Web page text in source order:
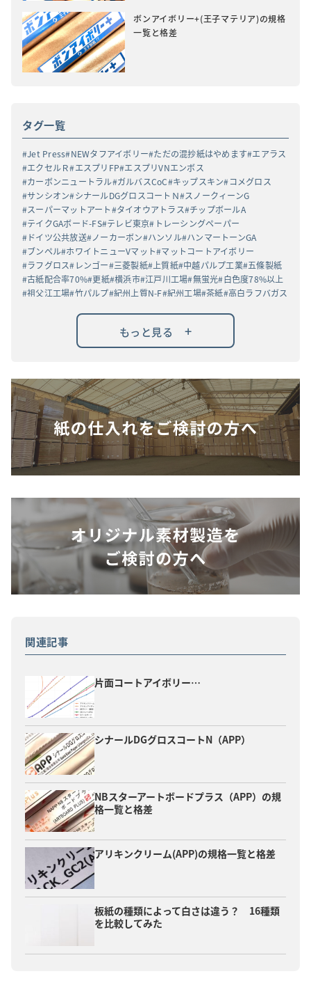
ボンアイボリー+(王子マテリア)の規格
一覧と格差
タグ一覧
Jet Press NEWタフアイボリー ただの混抄紙はやめます エアラス
エクセルＲ エスプリFP エスプリVNエンボス
カーボンニュートラル ガルバスCoC キップスキン コメグロス
サンシオン シナールDGグロスコートＮ スノークィーンG
スーパーマットアート タイオウアトラス チップボールA
テイクGAボード-FS テレビ東京
トレーシングペーパー
ドイツ公共放送 ノーカーボン ハンソル ハンマートーンGA
ブンペル ホワイトニューVマット マットコートアイボリー
ラフグロス レンゴー 三菱製紙 上質紙 中越パルプ工業 五條製紙
古紙配合率70% 更紙 横浜市 江戸川工場 無蛍光 白色度78%以上
祖父江工場 竹パルプ 紀州上質N-F 紀州工場 茶紙 高白ラフバガス
もっと見る +
関連記事
片面コートアイボリー…
シナールDGグロスコートN（APP）
NBスターアートボードプラス（APP）の規
格一覧と格差
アリキンクリーム(APP)の規格一覧と格差
板紙の種類によって白さは違う？ 16種類
を比較してみた